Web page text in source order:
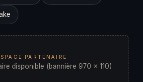
PARTENAIRE
disponible (bannière 970 × 110)